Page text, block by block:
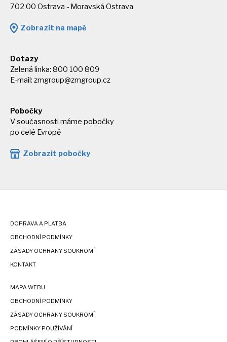
702 00 Ostrava - Moravská Ostrava
Zobrazit na mapě
Dotazy
Zelená linka: 800 100 809
E-mail: zmgroup@zmgroup.cz
Pobočky
V současnosti máme pobočky
po celé Evropě
Zobrazit pobočky
DOPRAVA A PLATBA
OBCHODNÍ PODMÍNKY
ZÁSADY OCHRANY SOUKROMÍ
KONTAKT
MAPA WEBU
OBCHODNÍ PODMÍNKY
ZÁSADY OCHRANY SOUKROMÍ
PODMÍNKY POUŽÍVÁNÍ